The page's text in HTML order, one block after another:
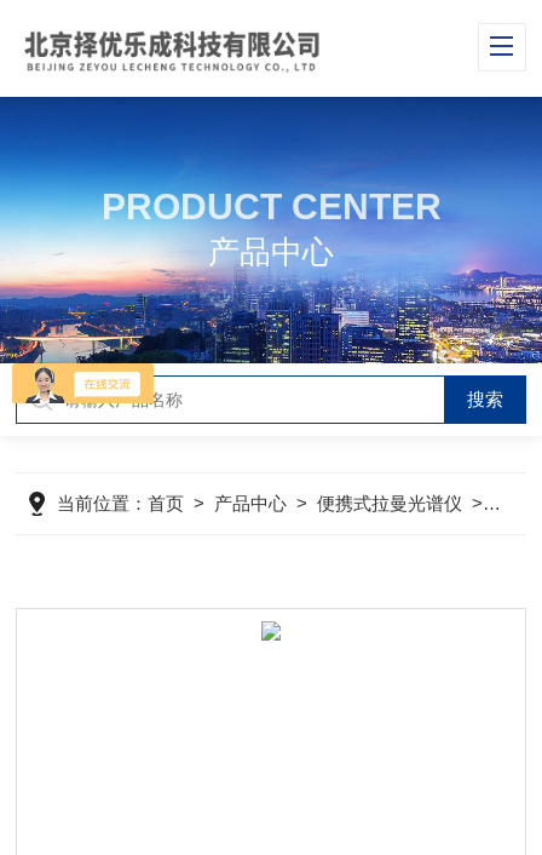
PRODUCT CENTER
产品中心
当前位置：首页 > 产品中心 >便携式拉曼光谱仪 > 科研